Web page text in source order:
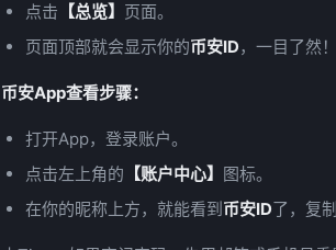
点击 【总览】 页面。
页面顶部就会显示你的币安ID，一目了然
币安App查看步骤：
打开App，登录账户。
点击左上角的 【账户中心】 图标。
在你的昵称上方，就能看到币安ID了，复